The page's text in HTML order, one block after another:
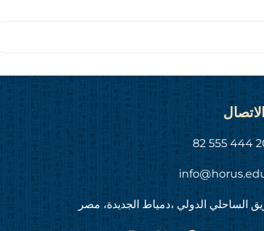
الساحلي الدولي ،دمياط الجديدة، مصر